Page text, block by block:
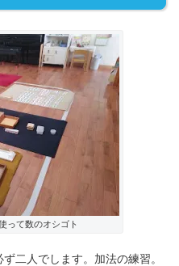
って数のオシゴト
二人でします。加法の練習。